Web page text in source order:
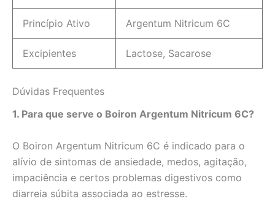
Princípio Ativo Argentum Nitricum 6C
Excipientes Lactose, Sacarose
Dúvidas Frequentes
1. Para que serve o Boiron Argentum Nitricum 6C?
O Boiron Argentum Nitricum 6C é indicado para o
alívio de sintomas de ansiedade, medos, agitação,
impaciência e certos problemas digestivos como
diarreia súbita associada ao estresse.